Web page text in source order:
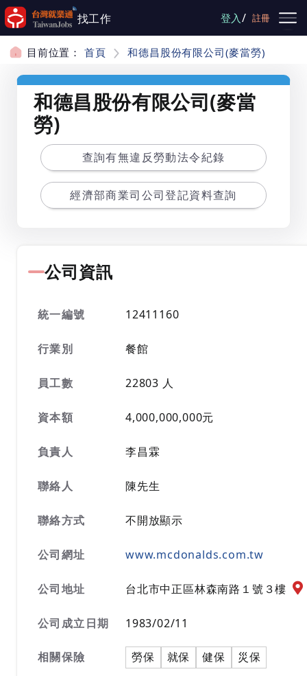
跳到主要內容
找工作 登入/ 註冊
目前位置： 首頁 和德昌股份有限公司(麥當勞)
和德昌股份有限公司(麥當
勞)
查詢有無違反勞動法令紀錄
經濟部商業司公司登記資料查詢
公司資訊
統一編號 12411160
行業別 餐館
員工數 22803 人
資本額 4,000,000,000元
負責人 李昌霖
聯絡人 陳先生
聯絡方式 不開放顯示
公司網址 www.mcdonalds.com.tw
公司地址 台北市中正區林森南路１號３樓 公
公司成立日期 1983/02/11
相關保險 勞保 就保 健保 災保